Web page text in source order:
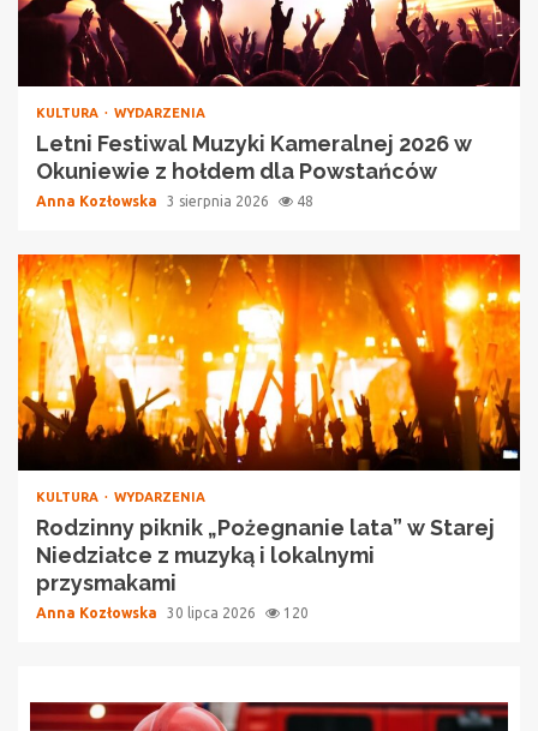
KULTURA WYDARZENIA
Letni Festiwal Muzyki Kameralnej 2026 w
Okuniewie z hołdem dla Powstańców
Anna Kozłowska 3 sierpnia 2026 48
KULTURA WYDARZENIA
Rodzinny piknik „Pożegnanie lata” w Starej
Niedziałce z muzyką i lokalnymi
przysmakami
Anna Kozłowska 30 lipca 2026 120